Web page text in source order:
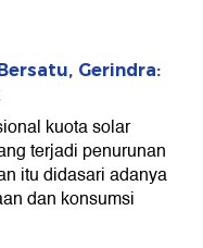
Gerindra:
kuota solar
terjadi penurunan
itu didasari adanya
dan konsumsi